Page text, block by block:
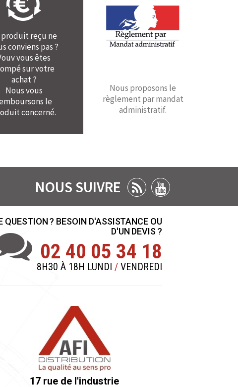
produit reçu ne
conviens pas ?
vous êtes
sur votre
achat ?
Nous vous
le
concerné.
Nous proposons le
règlement par mandat
administratif.
NOUS SUIVRE
QUESTION ? BESOIN D'ASSISTANCE OU
D'UN DEVIS ?
02 40 05 34 18
8H30 À 18H LUNDI / VENDREDI
17 rue de l'industrie